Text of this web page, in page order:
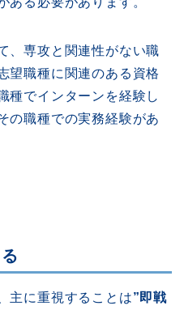
、専攻と関連性がない職
望職種に関連のある資格
種でインターンを経験し
の職種での実務経験があ
る
主に重視することは”即戦